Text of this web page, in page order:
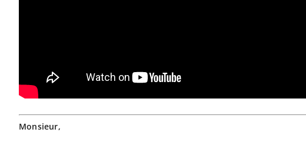
Monsieur,